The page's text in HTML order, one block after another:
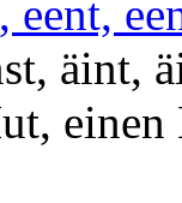
eent,
äint,
einen